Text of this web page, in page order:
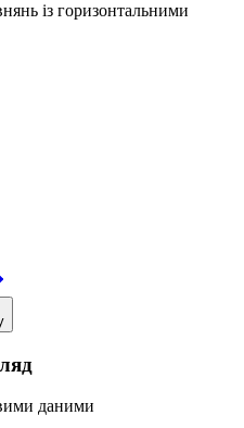
із горизонтальними
даними